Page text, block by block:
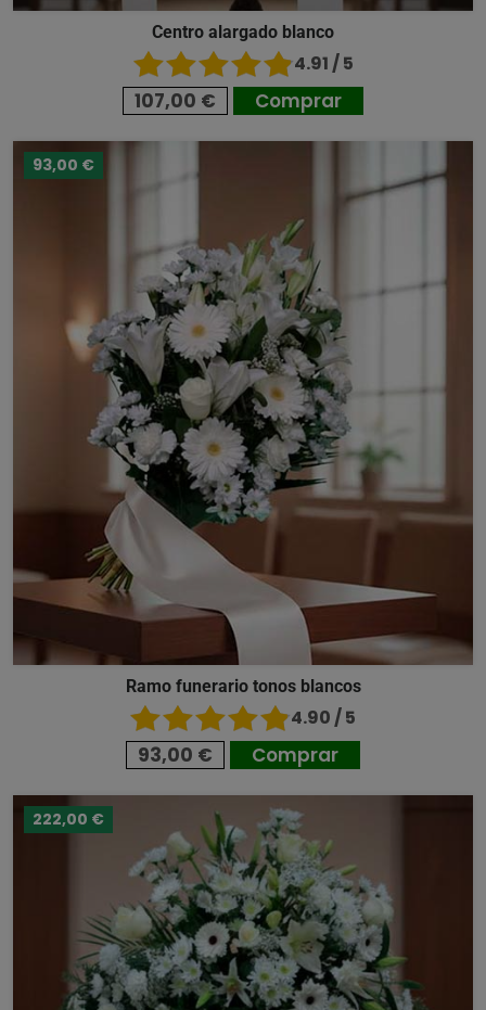
Centro alargado blanco
4.91 / 5
107,00 € Comprar
93,00 €
Ramo funerario tonos blancos
4.90 / 5
93,00 € Comprar
222,00 €